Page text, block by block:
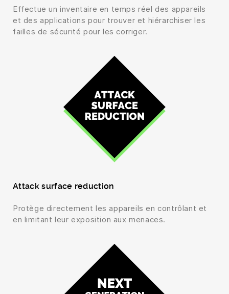
Effectue un inventaire en temps réel des appareils
et des applications pour trouver et hiérarchiser les
failles de sécurité pour les corriger.
Attack surface reduction
Protège directement les appareils en contrôlant et
en limitant leur exposition aux menaces.